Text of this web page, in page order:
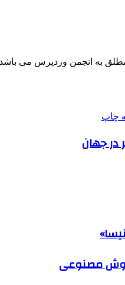
به انجمن وردپرس می
چاپ
در جهان
مصنوعی